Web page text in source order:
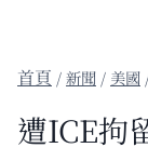
/新聞 / 美國
遭ICE拘